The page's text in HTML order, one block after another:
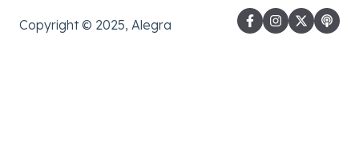
Copyright © 2025, Alegra